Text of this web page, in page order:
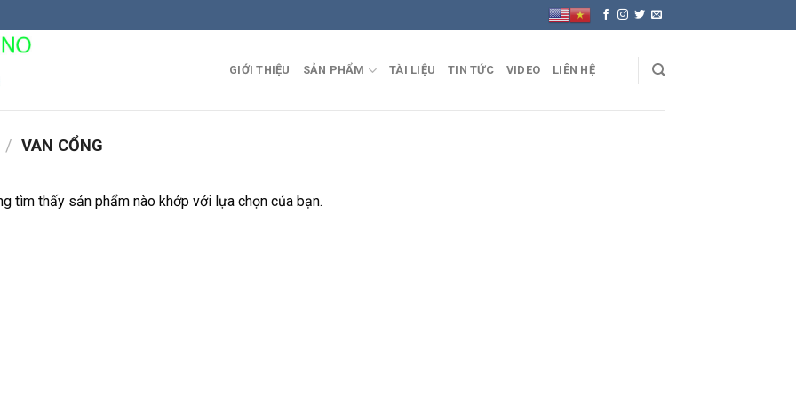
GIỚI THIỆU SẢN PHẨM TÀI LIỆU TIN TỨC VIDEO LIÊN HỆ
/ VAN CỔNG
tìm thấy sản phẩm nào khớp với lựa chọn của bạn.